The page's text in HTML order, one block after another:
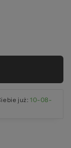
już: 10-08-